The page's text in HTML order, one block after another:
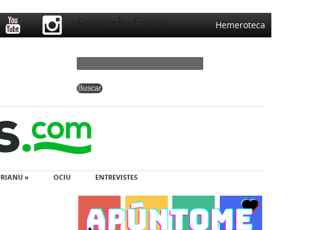
Hemeroteca
Search form
» OCIU ENTREVISTES